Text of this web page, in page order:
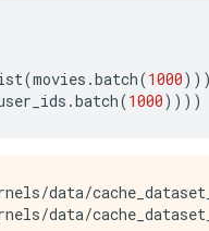
(movies .batch(1000
.batch(1000))))
data/